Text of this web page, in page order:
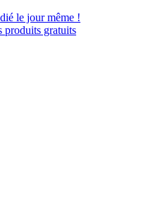
le jour même !
produits gratuits